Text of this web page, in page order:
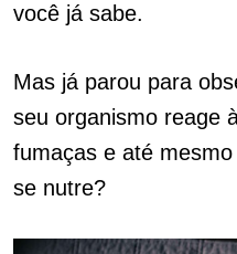
você já sabe.
Mas já parou para
seu organismo reage
fumaças e até
se nutre?